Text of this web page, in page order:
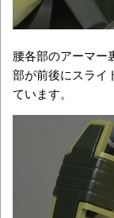
腰各部のアーマー
部が前後にスライ
ています。